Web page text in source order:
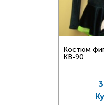
Костюм
KB-90